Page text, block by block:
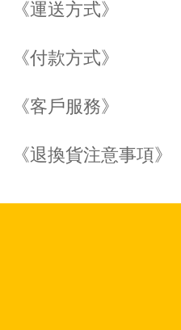
《運送方式》
《付款方式》
《客戶服務》
《退換貨注意事項》